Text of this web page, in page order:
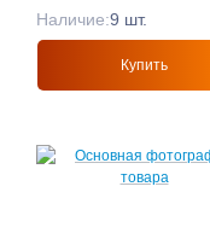
Наличие:9 шт.
Купить